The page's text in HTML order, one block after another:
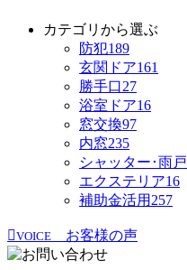
カテゴリから選ぶ
防犯189
玄関ドア161
勝手口27
浴室ドア16
窓交換97
内窓235
シャッター･雨戸
エクステリア16
補助金活用 257
VOICE お客様の声